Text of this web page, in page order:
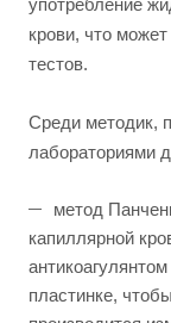
употребление
крови, что
тестов.
Среди методик,
лабораториями
метод
капиллярной
пластинке,